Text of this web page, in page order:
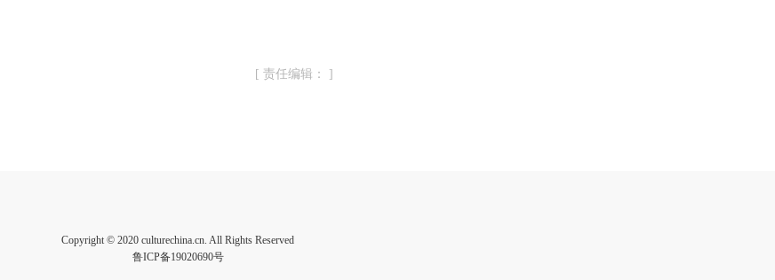
[ 责任编辑： ]
Copyright © 2020 culturechina.cn. All Rights Reserved
鲁ICP备19020690号